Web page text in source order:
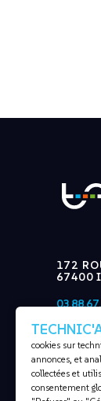
172
67400
cookies sur
annonces, et
collectées et
consentement